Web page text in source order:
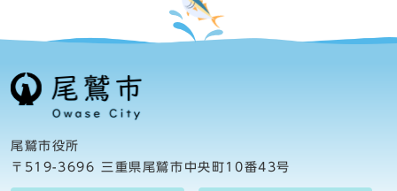
尾鷲市役所
〒519-3696 三重県尾鷲市中央町10番43号